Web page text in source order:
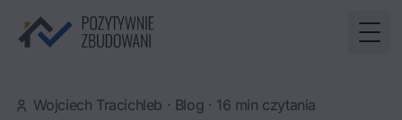
Wojciech Tracichleb · Blog · 16 min czytania